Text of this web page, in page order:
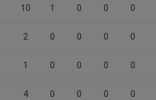
10 1 0 0 0
2 0 0 0 0
1 0 0 0 0
4 0 0 0 0